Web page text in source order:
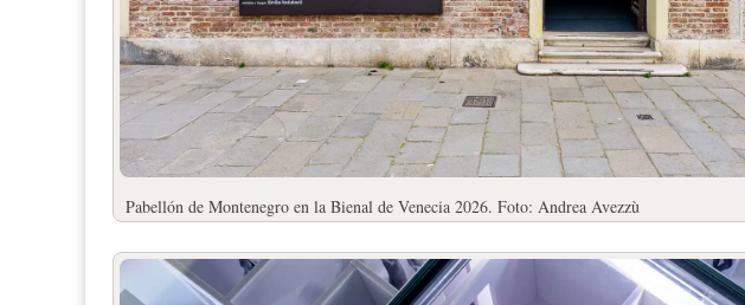
Pabellón de Montenegro en la Bienal de Venecia 2026. Foto: Andrea Avezzù